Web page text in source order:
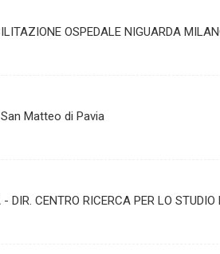
OSPEDALE NIGUARDA
Matteo di Pavia
DIR. CENTRO RICERCA PER LO STUDIO